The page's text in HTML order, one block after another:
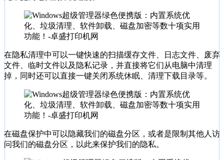
在隐私清理中可以一键快速的扫描缓存文件、日志文件、废弃
文件、临时文件以及隐私记录，并直接将它们从电脑中清理
掉，同时还可以直接一键关闭系统休眠、清理下载目录等。
在磁盘保护中可以隐藏我们的磁盘分区，或者是限制其他人访
问我们的磁盘分区，以此来保护我们的隐私。